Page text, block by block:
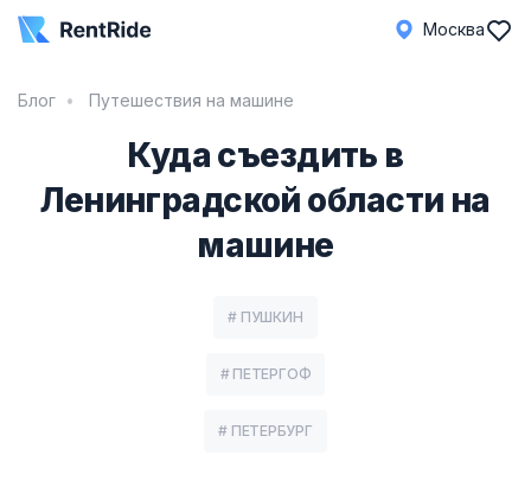
Москва
Блог Путешествия на машине
Куда съездить в
Ленинградской области на
машине
# ПУШКИН
# ПЕТЕРГОФ
# ПЕТЕРБУРГ